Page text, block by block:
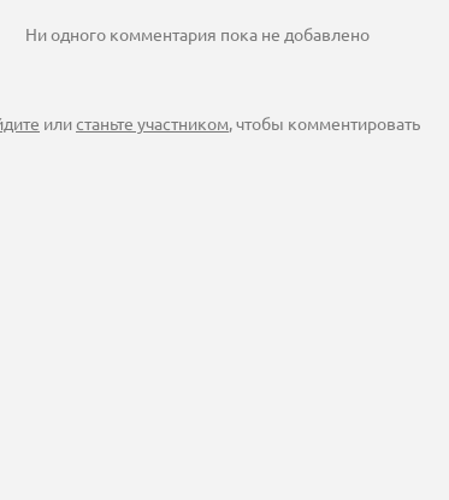
Ни одного комментария пока не добавлено
илистаньте участником, чтобы комментировать